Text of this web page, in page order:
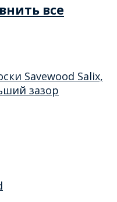
все
Savewood Salix,
зазор